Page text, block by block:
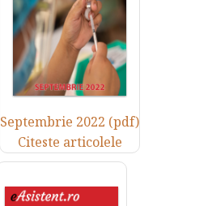
Septembrie 2022 (pdf)
Citeste articolele